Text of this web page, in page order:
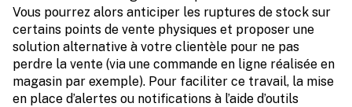
Vous pourrez alors anticiper les ruptures de stock sur
certains points de vente physiques et proposer une
solution alternative à votre clientèle pour ne pas
perdre la vente (via une commande en ligne réalisée en
magasin par exemple). Pour faciliter ce travail, la mise
en place d’alertes ou notifications à l’aide d’outils